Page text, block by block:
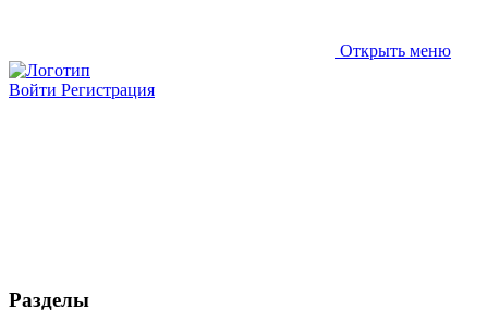
Открыть меню
Войти Регистрация
Разделы